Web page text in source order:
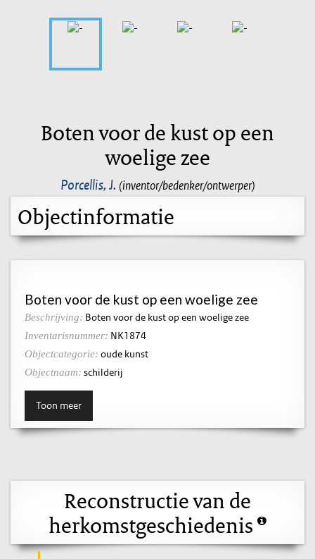
Boten voor de kust op een
woelige zee
Porcellis, J. (inventor/bedenker/ontwerper)
Objectinformatie
Boten voor de kust op een woelige zee
Beschrijving: Boten voor de kust op een woelige zee
Inventarisnummer: NK1874
Objectcategorie: oude kunst
Objectnaam: schilderij
Toon meer
Reconstructie van de
herkomstgeschiedenis